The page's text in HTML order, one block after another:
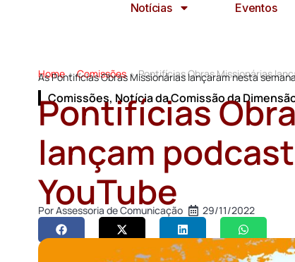
Notícias Eventos
Home > Comissões > Pontifícias Obras Missionárias
As Pontifícias Obras Missionárias lançaram nesta
Comissões, Notícia da Comissão da
Pontifícias
lançam
YouTube
PorAssessoria de Comunicação 29/11/2022